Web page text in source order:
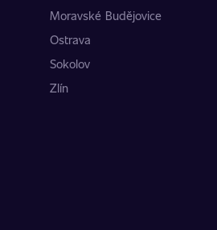
Moravské Budějovice
Ostrava
Sokolov
Zlín